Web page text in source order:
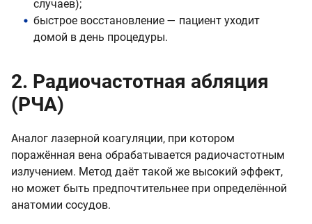
случаев);
быстрое восстановление — пациент уходит
домой в день процедуры.
2. Радиочастотная абляция
(РЧА)
Аналог лазерной коагуляции, при котором
поражённая вена обрабатывается радиочастотным
излучением. Метод даёт такой же высокий эффект,
но может быть предпочтительнее при определённой
анатомии сосудов.